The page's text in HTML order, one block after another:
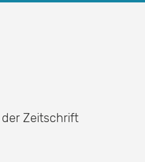
Zeitschrift